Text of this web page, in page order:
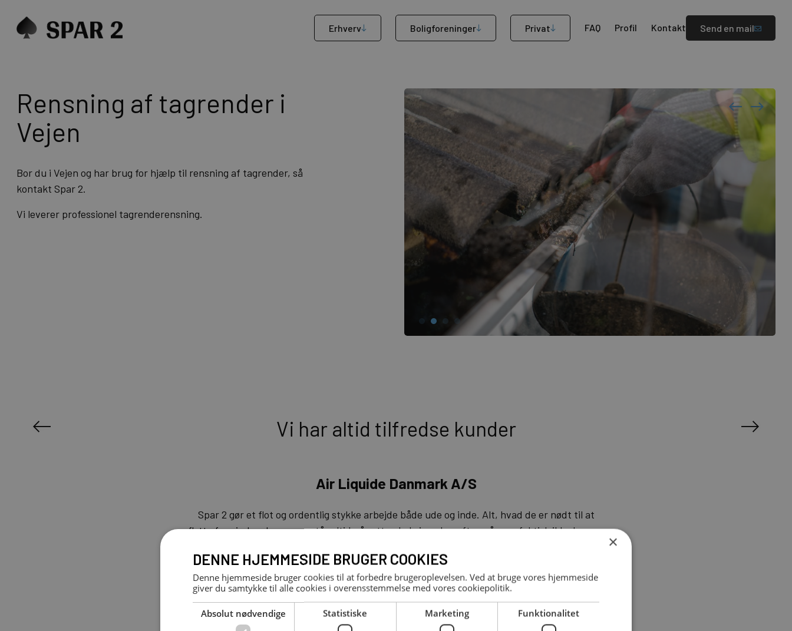
Erhverv Boligforeninger Privat FAQ Profil Kontakt Send en mail
Rensning af tagrender i
Vejen
Bor du i Vejen og har brug for hjælp til rensning af tagrender, så
kontakt Spar 2.
Vi leverer professionel tagrenderensning.
Vi har altid tilfredse kunder
Air Liquide Danmark A/S
Spar 2 gør et flot og ordentlig stykke arbejde både ude og inde. Alt, hvad de er nødt til at
flytte fra vindueskarmene, står altid på rette plads igen bagefter, så man faktisk ikke kan se,
Annette Vallentin
Skandinavisk indkøbschef
×
DENNE HJEMMESIDE BRUGER COOKIES
Denne hjemmeside bruger cookies til at forbedre brugeroplevelsen. Ved at bruge vores hjemmeside
giver du samtykke til alle cookies i overensstemmelse med vores cookiepolitik.
Absolut nødvendige Statistiske Marketing Funktionalitet